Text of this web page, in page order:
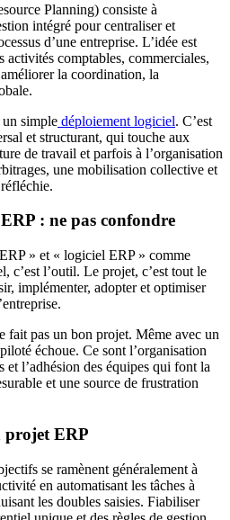
Planning) consiste à
intégré pour centraliser et
d’une entreprise. L’idée est
activités comptables, commerciales,
la coordination, la
un simple déploiement logiciel. C’est
et structurant, qui touche aux
de travail et parfois à l’organisation
une mobilisation collective et
: ne pas confondre
» et « logiciel ERP » comme
c’est l’outil. Le projet, c’est tout le
implémenter, adopter et optimiser
fait pas un bon projet. Même avec un
échoue. Ce sont l’organisation
et l’adhésion des équipes qui font la
et une source de frustration
projet ERP
se ramènent généralement à
en automatisant les tâches à
les doubles saisies. Fiabiliser